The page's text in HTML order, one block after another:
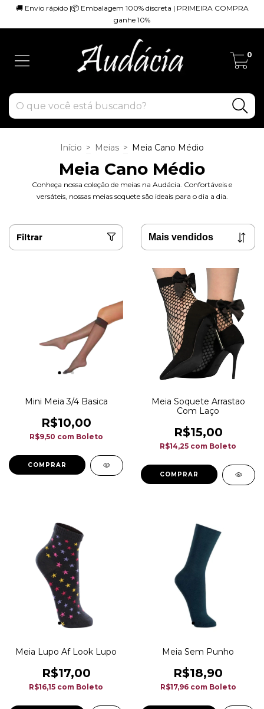
🚚 Envio rápido |📦 Embalagem 100% discreta | PRIMEIRA COMPRA
ganhe 10%
0
Início > Meias > Meia Cano Médio
Meia Cano Médio
Conheça nossa coleção de meias na Audácia. Confortáveis e
versáteis, nossas meias soquete são ideais para o dia a dia.
Filtrar
Mini Meia 3/4 Basica
R$10,00
R$9,50 com Boleto
COMPRAR
Meia Soquete Arrastao
Com Laço
R$15,00
R$14,25 com Boleto
Meia Lupo Af Look Lupo
R$17,00
R$16,15 com Boleto
Meia Sem Punho
R$18,90
R$17,96 com Boleto